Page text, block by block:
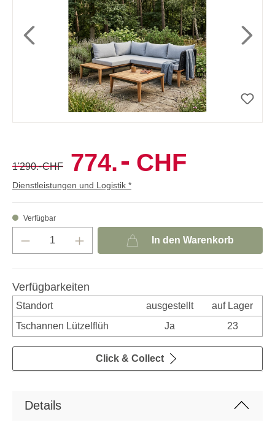
1'290.-CHF 774.- CHF
Dienstleistungen und Logistik *
Verfügbar
In den Warenkorb
Verfügbarkeiten
Standort ausgestellt
auf Lager
Tschannen Lützelflüh
Ja 23
Click & Collect
Details